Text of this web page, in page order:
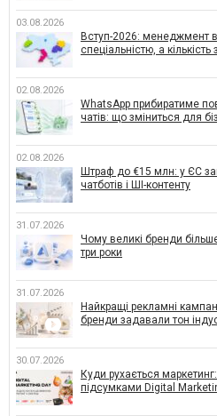
03.08.2026
Вступ-2026: менеджмент
спеціальністю, а
02.08.2026
WhatsApp прибиратиме
чатів: що зміниться для
02.08.2026
Штраф до €15 млн: у ЄС
чатботів і ШІ-контенту
31.07.2026
Чому великі бренди
три роки
31.07.2026
Найкращі рекламні
бренди задавали тон
30.07.2026
Куди рухається
підсумками Digital